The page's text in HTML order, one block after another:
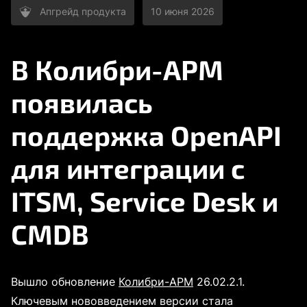
В Колибри-АРМ
появилась
поддержка OpenAPI
для интеграции с
ITSM, Service Desk и
CMDB
Вышло обновление Колибри-АРМ 26.02.2.1.
Ключевым нововведением версии стала
Апгрейд продукта 10 июня 2026